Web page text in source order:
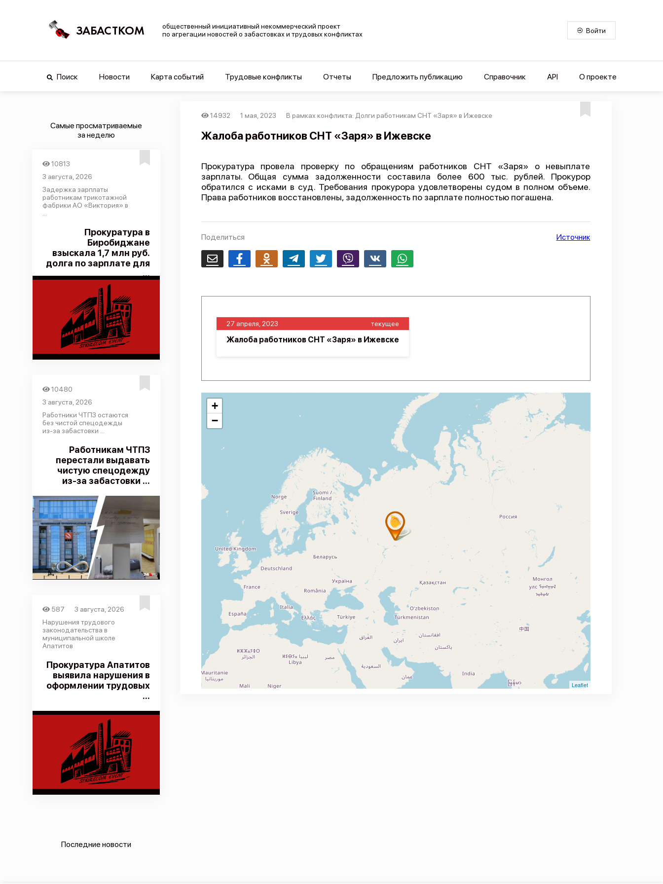
ЗАБАСТКОМ
общественный инициативный некоммерческий проект
по агрегации новостей о забастовках и трудовых конфликтах
Войти
Поиск Новости Карта событий Трудовые конфликты Отчеты Предложить публикацию Справочник API О проекте
Самые просматриваемые
за неделю
10813
3 августа, 2026
Задержка зарплаты
работникам трикотажной
фабрики АО «Виктория» в
Прокуратура в
Биробиджане
взыскала 1,7 млн руб.
долга по зарплате для
...
10480
3 августа, 2026
Работники ЧТПЗ остаются
без чистой спецодежды
из-за забастовки ...
Работникам ЧТПЗ
перестали выдавать
чистую спецодежду
из-за забастовки ...
587
3 августа, 2026
Нарушения трудового
законодательства в
муниципальной школе
Апатитов
Прокуратура Апатитов
выявила нарушения в
оформлении трудовых
...
Последние новости
14932 1 мая, 2023 В рамках конфликта: Долги работникам СНТ «Заря» в Ижевске
Жалоба работников СНТ «Заря» в Ижевске
Прокуратура провела проверку по обращениям работников СНТ «Заря» о невыплате
зарплаты. Общая сумма задолженности составила более 600 тыс. рублей. Прокурор
обратился с исками в суд. Требования прокурора удовлетворены судом в полном объеме.
Права работников восстановлены, задолженность по зарплате полностью погашена.
Поделиться
Email FacebookOdnoklassnikiTelegram Twitter Viber Whatsapp
Источник
27 апреля, 2023 текущее
Жалоба работников СНТ «Заря» в Ижевске
+
−
Leaflet